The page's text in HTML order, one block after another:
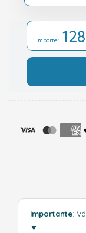
Importe:
Importante:
▼